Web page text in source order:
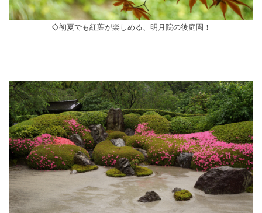
◇初夏でも紅葉が楽しめる、明月院の後庭園！